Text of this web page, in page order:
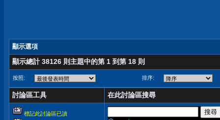
顯示選項
顯示總計 38126 則主題中的第 1 到第 18 則
按照: 排序:
討論區工具 在此討論區搜尋
標記此討論區已讀